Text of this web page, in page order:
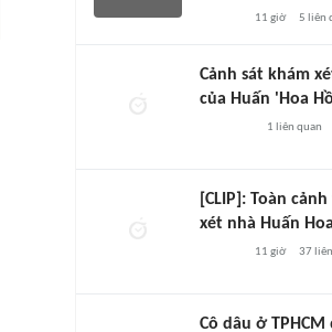
11 giờ 5 liên
Cảnh sát khám
của Huấn 'Hoa
1 liên quan
[CLIP]: Toàn
xét nhà Huấn
11 giờ 37liên
Cô dâu ở